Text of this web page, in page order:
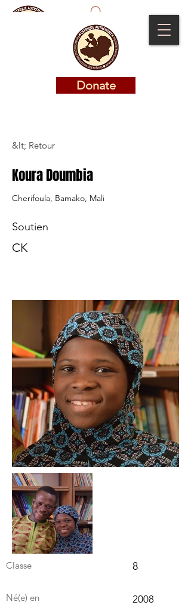
Donate
Donate
&lt; Retour
Koura Doumbia
Cherifoula, Bamako, Mali
Soutien
CK
Classe 8
Né(e) en 2008